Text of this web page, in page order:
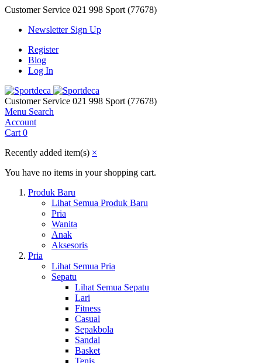
Customer Service 021 998 Sport (77678)
Newsletter Sign Up
Register
Blog
Log In
Customer Service 021 998 Sport (77678)
Menu Search
Account
Cart 0
Recently added item(s) ×
You have no items in your shopping cart.
Produk Baru
Lihat Semua Produk Baru
Pria
Wanita
Anak
Aksesoris
Pria
Lihat Semua Pria
Sepatu
Lihat Semua Sepatu
Lari
Fitness
Casual
Sepakbola
Sandal
Basket
Tenis